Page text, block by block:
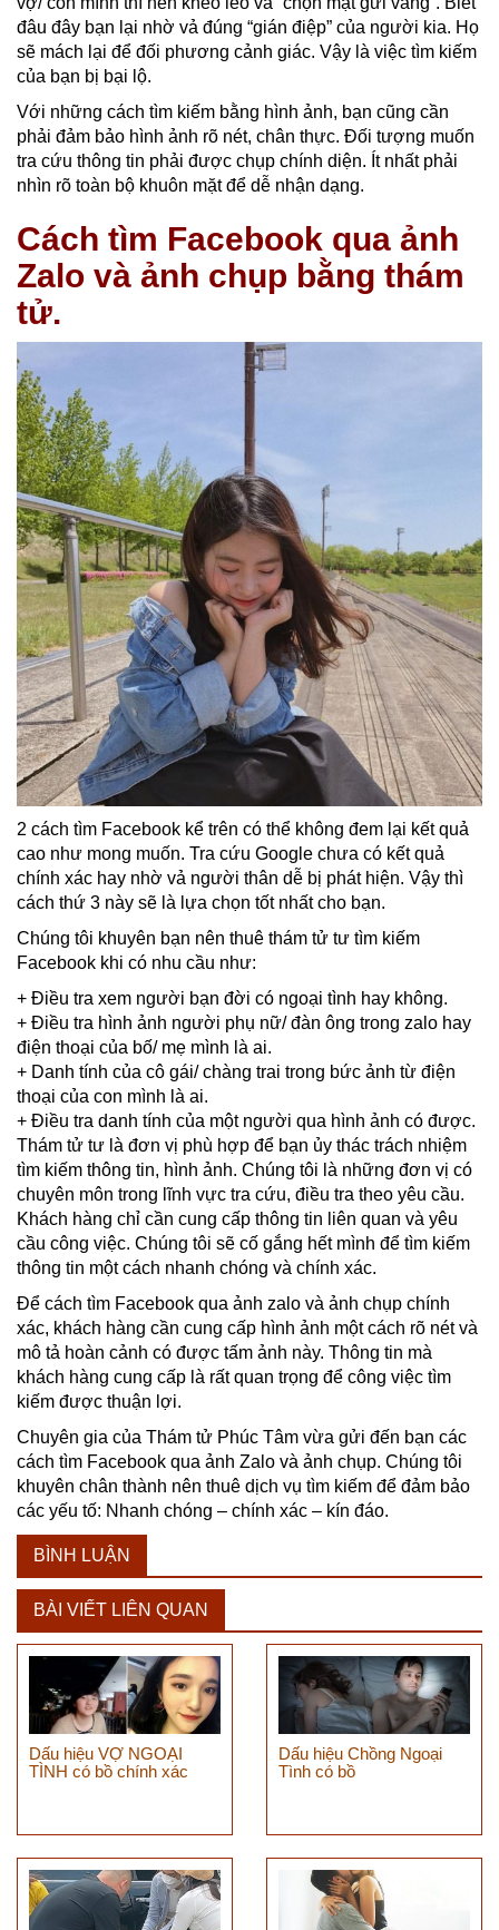
đâu đây bạn lại nhờ vả đúng “gián điệp” của người kia. Họ
sẽ mách lại để đối phương cảnh giác. Vậy là việc tìm kiếm
của bạn bị bại lộ.
Với những cách tìm kiếm bằng hình ảnh, bạn cũng cần
phải đảm bảo hình ảnh rõ nét, chân thực. Đối tượng muốn
tra cứu thông tin phải được chụp chính diện. Ít nhất phải
nhìn rõ toàn bộ khuôn mặt để dễ nhận dạng.
Cách tìm Facebook qua ảnh
Zalo và ảnh chụp bằng thám
tử.
2 cách tìm Facebook kể trên có thể không đem lại kết quả
cao như mong muốn. Tra cứu Google chưa có kết quả
chính xác hay nhờ vả người thân dễ bị phát hiện. Vậy thì
cách thứ 3 này sẽ là lựa chọn tốt nhất cho bạn.
Chúng tôi khuyên bạn nên thuê thám tử tư tìm kiếm
Facebook khi có nhu cầu như:
+ Điều tra xem người bạn đời có ngoại tình hay không.
+ Điều tra hình ảnh người phụ nữ/ đàn ông trong zalo hay
điện thoại của bố/ mẹ mình là ai.
+ Danh tính của cô gái/ chàng trai trong bức ảnh từ điện
thoại của con mình là ai.
+ Điều tra danh tính của một người qua hình ảnh có được.
Thám tử tư là đơn vị phù hợp để bạn ủy thác trách nhiệm
tìm kiếm thông tin, hình ảnh. Chúng tôi là những đơn vị có
chuyên môn trong lĩnh vực tra cứu, điều tra theo yêu cầu.
Khách hàng chỉ cần cung cấp thông tin liên quan và yêu
cầu công việc. Chúng tôi sẽ cố gắng hết mình để tìm kiếm
thông tin một cách nhanh chóng và chính xác.
Để cách tìm Facebook qua ảnh zalo và ảnh chụp chính
xác, khách hàng cần cung cấp hình ảnh một cách rõ nét và
mô tả hoàn cảnh có được tấm ảnh này. Thông tin mà
khách hàng cung cấp là rất quan trọng để công việc tìm
kiếm được thuận lợi.
Chuyên gia của Thám tử Phúc Tâm vừa gửi đến bạn các
cách tìm Facebook qua ảnh Zalo và ảnh chụp. Chúng tôi
khuyên chân thành nên thuê dịch vụ tìm kiếm để đảm bảo
các yếu tố: Nhanh chóng – chính xác – kín đáo.
BÌNH LUẬN
BÀI VIẾT LIÊN QUAN
Dấu hiệu VỢ NGOẠI
TÌNH có bồ chính xác
Dấu hiệu Chồng Ngoại
Tình có bồ